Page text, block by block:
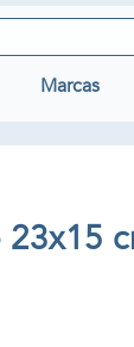
Marcas
23x15